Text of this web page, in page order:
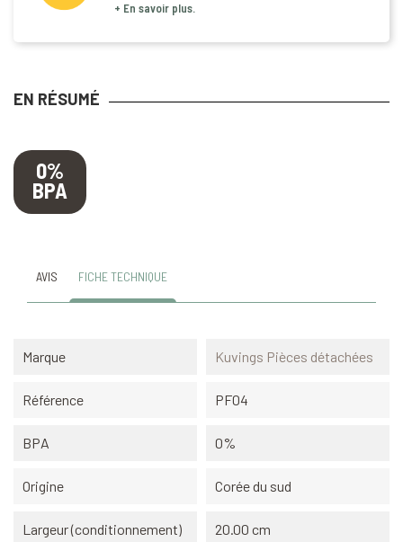
+ En savoir plus.
EN RÉSUMÉ
0%
BPA
AVIS FICHE TECHNIQUE
Marque Kuvings Pièces détachées
Référence PF04
BPA 0%
Origine Corée du sud
Largeur (conditionnement) 20.00 cm